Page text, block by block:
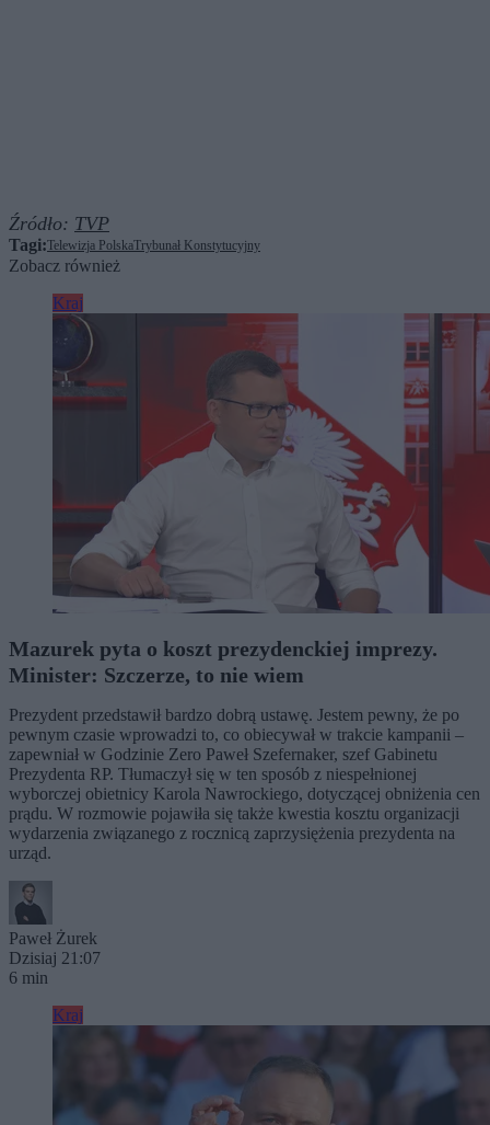
Źródło: TVP
Tagi:Telewizja PolskaTrybunał Konstytucyjny
Zobacz również
Kraj
Mazurek pyta o koszt prezydenckiej imprezy.
Minister: Szczerze, to nie wiem
Prezydent przedstawił bardzo dobrą ustawę. Jestem pewny, że po
pewnym czasie wprowadzi to, co obiecywał w trakcie kampanii –
zapewniał w Godzinie Zero Paweł Szefernaker, szef Gabinetu
Prezydenta RP. Tłumaczył się w ten sposób z niespełnionej
wyborczej obietnicy Karola Nawrockiego, dotyczącej obniżenia cen
prądu. W rozmowie pojawiła się także kwestia kosztu organizacji
wydarzenia związanego z rocznicą zaprzysiężenia prezydenta na
urząd.
Paweł Żurek
Dzisiaj 21:07
6 min
Kraj